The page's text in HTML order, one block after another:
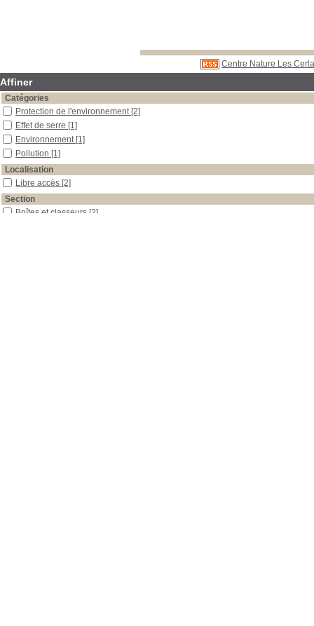
Centre Nature Les
Affiner
Catégories
Protection de l'environnement [2]
Effet de serre [1]
Environnement [1]
Pollution [1]
Localisation
Libre accès [2]
Section
Boîtes et classeurs [2]